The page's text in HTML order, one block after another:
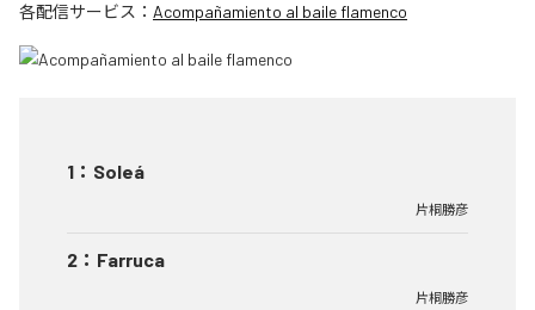
各配信サービス： Acompañamiento al baile flamenco
1 ： Soleá
片桐勝彦
2 ： Farruca
片桐勝彦